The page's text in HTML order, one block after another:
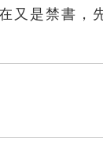
又是禁書，